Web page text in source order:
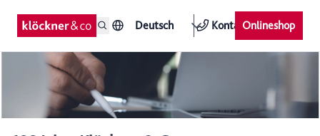
Deutsch KontaktOnlineshop